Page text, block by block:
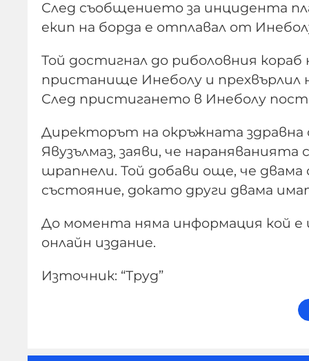
След съобщението за инцидента
екип на борда е отплавал от
Той достигнал до риболовния кораб
пристанище Инеболу и прехвърлил
След пристигането в Инеболу
Директорът на окръжната здравна
Явузълмаз, заяви, че
шрапнели. Той добави още, че
състояние, докато други двама
До момента няма информация кой
онлайн издание.
Източник: “Труд”